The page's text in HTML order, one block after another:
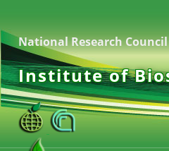
National Research
Institute of